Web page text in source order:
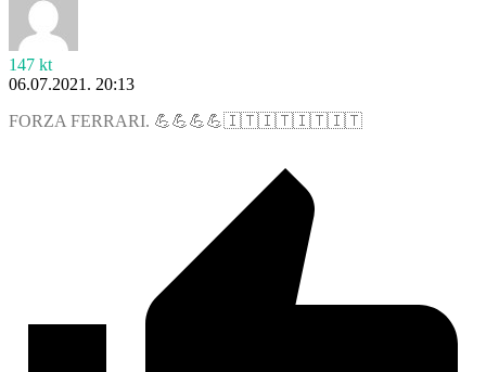
147 kt
06.07.2021. 20:13
FORZA FERRARI. 💪💪💪💪🇮🇹🇮🇹🇮🇹🇮🇹